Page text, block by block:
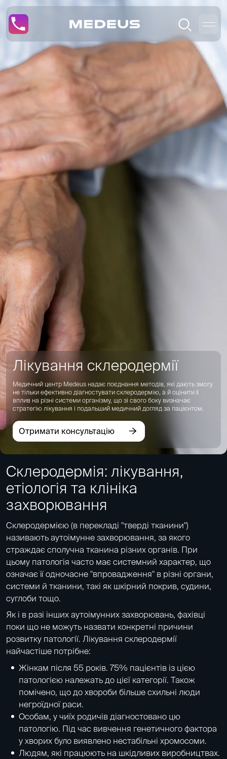
Лікування склеродермії
Медичний центр Medeus надає поєднання методів, які дають змогу
не тільки ефективно діагностувати склеродермію, а й оцінити її
вплив на різні системи організму, що зі свого боку визначає
стратегію лікування і подальший медичний догляд за пацієнтом.
Отримати консультацію
Склеродермія: лікування,
етіологія та клініка
захворювання
Склеродермією (в перекладі "тверді тканини")
називають аутоімунне захворювання, за якого
страждає сполучна тканина різних органів. При
цьому патологія часто має системний характер, що
означає її одночасне "впровадження" в різні органи,
системи й тканини, такі як шкірний покрив, судини,
суглоби тощо.
Як і в разі інших аутоімунних захворювань, фахівці
поки що не можуть назвати конкретні причини
розвитку патології. Лікування склеродермії
найчастіше потрібне:
Жінкам після 55 років. 75% пацієнтів із цією
патологією належать до цієї категорії. Також
помічено, що до хвороби більше схильні люди
негроїдної раси.
Особам, у чиїх родичів діагностовано цю
патологію. Під час вивчення генетичного фактора
у хворих було виявлено нестабільні хромосоми.
Людям, які працюють на шкідливих виробництвах.